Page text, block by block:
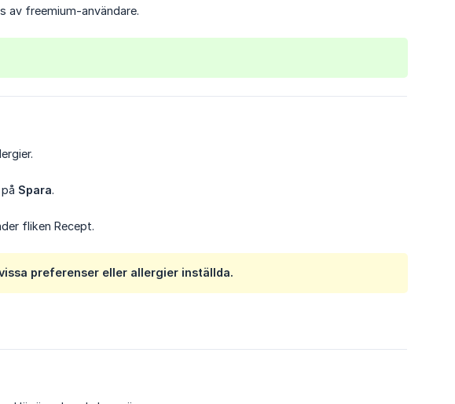
av freemium-användare.
Spara.
fliken Recept.
preferenser eller allergier inställda.